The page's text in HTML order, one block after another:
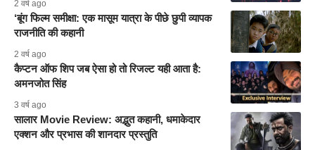
2 वर्ष ago
‘बूंग फिल्म समीक्षा: एक मासूम यात्रा के पीछे छुपी व्यापक
राजनीति की कहानी
2 वर्ष ago
कैप्टन ऑफ शिप जब ऐसा हो तो रिजल्ट यही आता है:
अमनजोत सिंह
3 वर्ष ago
सालार Movie Review: अद्भुत कहानी, धमाकेदार
एक्शन और प्रभास की शानदार प्रस्तुति